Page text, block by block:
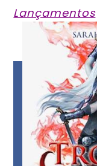
Lançamentos